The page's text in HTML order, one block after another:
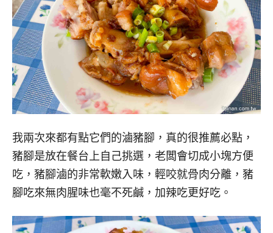
我兩次來都有點它們的滷豬腳，真的很推薦必點，
豬腳是放在餐台上自己挑選，老闆會切成小塊方便
吃，豬腳滷的非常軟嫩入味，輕咬就骨肉分離，豬
腳吃來無肉腥味也毫不死鹹，加辣吃更好吃。